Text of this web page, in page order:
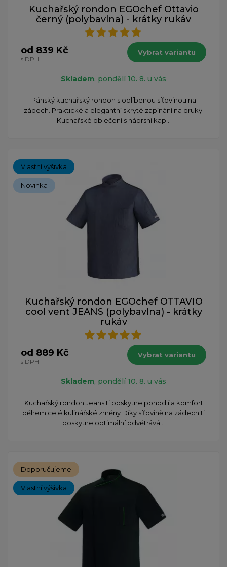
Kuchařský rondon EGOchef Ottavio
černý (polybavlna) - krátky rukáv
od 839 Kč
s DPH
Vybrat variantu
Skladem, pondělí 10. 8. u vás
Pánský kuchařský rondon s oblíbenou síťovinou na
zádech. Praktické a elegantní skryté zapínání na druky.
Kuchařské oblečení s náprsní kap...
Vlastní výšivka
Novinka
Kuchařský rondon EGOchef OTTAVIO
cool vent JEANS (polybavlna) - krátky
rukáv
od 889 Kč
s DPH
Vybrat variantu
Skladem, pondělí 10. 8. u vás
Kuchařský rondon Jeans ti poskytne pohodlí a komfort
během celé kulinářské změny Díky síťovině na zádech ti
poskytne optimální odvětrává...
Doporučujeme
Vlastní výšivka